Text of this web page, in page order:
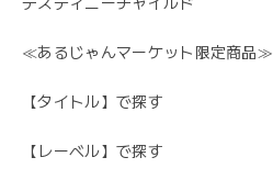
デスティニーチャイルド
≪あるじゃんマーケット限定商品≫
【タイトル】で探す
【レーベル】で探す